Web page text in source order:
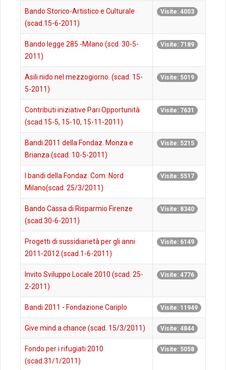
Bando Storico-Artistico e Culturale
(scad.15-6-2011)
Visite: 4003
Bando legge 285 -Milano (scd. 30-5-
2011)
Visite: 7189
Asili nido nel mezzogiorno. (scad. 15-
5-2011)
Visite: 5019
Contributi iniziative Pari Opportunità
(scad.15-5, 15-10, 15-11-2011)
Visite: 7631
Bandi 2011 della Fondaz. Monza e
Brianza (scad. 10-5-2011)
Visite: 5215
I bandi della Fondaz. Com. Nord
Milano(scad. 25/3/2011)
Visite: 5517
Bando Cassa di Risparmio Firenze
(scad.30-6-2011)
Visite: 8340
Progetti di sussidiarietà per gli anni
2011-2012 (scad.1-6-2011)
Visite: 6149
Invito Sviluppo Locale 2010 (scad. 25-
2-2011)
Visite: 4776
Bandi 2011 - Fondazione Cariplo Visite: 11949
Give mind a chance (scad. 15/3/2011) Visite: 4844
Fondo per i rifugiati 2010
(scad.31/1/2011)
Visite: 5058